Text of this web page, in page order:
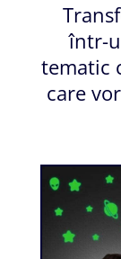
într-
tematic
care